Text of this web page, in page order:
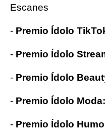
Escanes
- Premio Ídolo
- Premio Ídolo
- Premio Ídolo
- Premio Ídolo Moda:
- Premio Ídolo